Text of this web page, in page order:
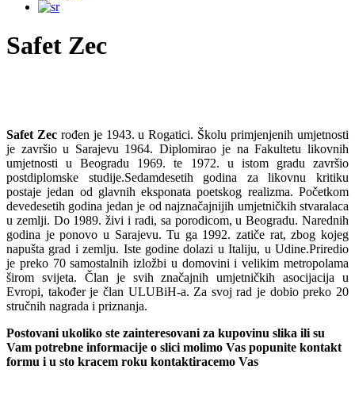
Safet Zec
Safet Zecrođen je 1943. u Rogatici. Školu primjenjenih umjetnosti
je završio u Sarajevu 1964. Diplomirao je na Fakultetu likovnih
umjetnosti u Beogradu 1969. te 1972. u istom gradu završio
postdiplomske studije.Sedamdesetih godina za likovnu kritiku
postaje jedan od glavnih eksponata poetskog realizma. Početkom
devedesetih godina jedan je od najznačajnijih umjetničkih stvaralaca
u zemlji. Do 1989. živi i radi, sa porodicom, u Beogradu. Narednih
godina je ponovo u Sarajevu. Tu ga 1992. zatiče rat, zbog kojeg
napušta grad i zemlju. Iste godine dolazi u Italiju, u Udine.Priredio
je preko 70 samostalnih izložbi u domovini i velikim metropolama
širom svijeta. Član je svih značajnih umjetničkih asocijacija u
Evropi, također je član ULUBiH-a. Za svoj rad je dobio preko 20
stručnih nagrada i priznanja.
Postovani ukoliko ste zainteresovani za kupovinu slika ili su
Vam potrebne informacije o slici molimo Vas popunite kontakt
formu i u sto kracem roku kontaktiracemo Vas